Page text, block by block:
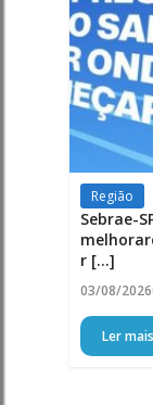
Região
Sebrae-
r [...]
03/08/2026
Ler mais